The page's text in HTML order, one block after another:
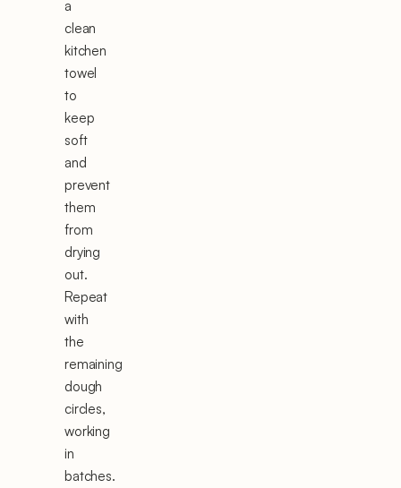
a
clean
kitchen
towel
to
keep
soft
and
prevent
them
from
drying
out.
Repeat
with
the
remaining
dough
circles,
working
in
batches.